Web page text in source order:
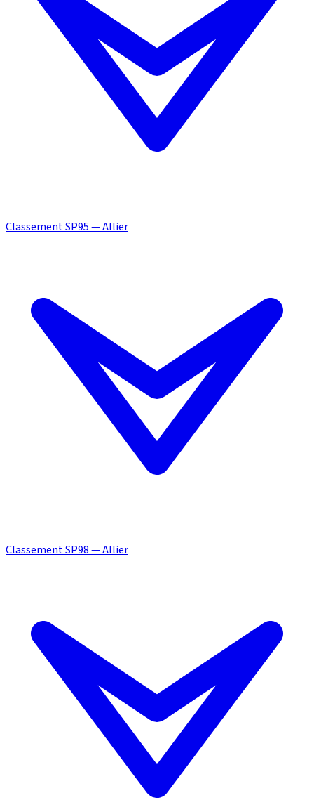
Classement SP95 — Allier
Classement SP98 — Allier